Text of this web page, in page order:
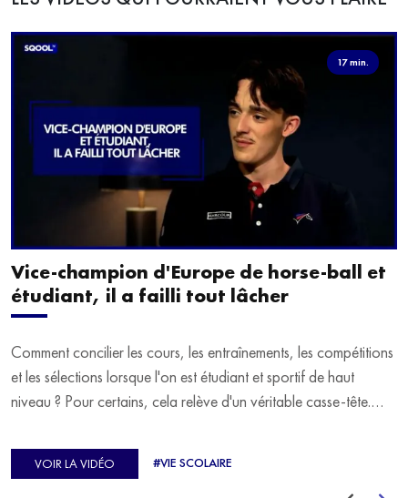
17 min.
Vice-champion d'Europe de horse-ball et
étudiant, il a failli tout lâcher
Comment concilier les cours, les entraînements, les compétitions
et les sélections lorsque l'on est étudiant et sportif de haut
niveau ? Pour certains, cela relève d'un véritable casse-tête.
d'Europe de Horse-ball, qui a failli abandonner ses études
avant de trouver un nouvel équilibre.
VOIR LA VIDÉO #VIE SCOLAIRE